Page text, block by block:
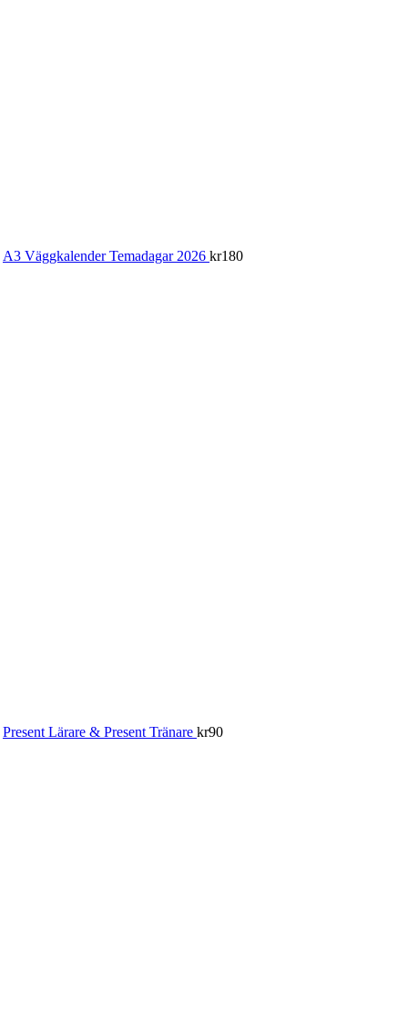
A3 Väggkalender Temadagar 2026 kr180
Present Lärare & Present Tränare kr90